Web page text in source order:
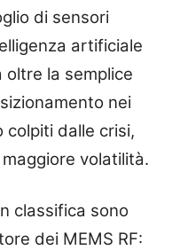
di sensori
artificiale
la semplice
nei
colpiti dalle crisi,
volatilità.
classifica sono
dei MEMS RF: